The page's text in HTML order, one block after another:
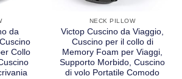
da
Collo
NECK PILLOW
Victop Cuscino da Viaggio,
Cuscino per il collo di
Memory Foam per Viaggi,
Supporto Morbido, Cuscino
di volo Portatile Comodo